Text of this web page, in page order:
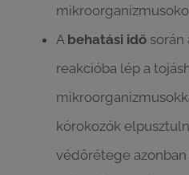
A behatási idő során
reakcióba lép a
kórokozók
védőrétege